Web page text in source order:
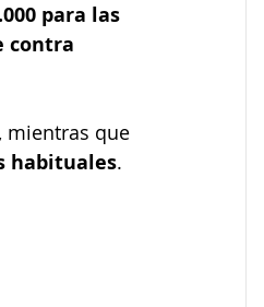
para las
contra
mientras que
habituales.